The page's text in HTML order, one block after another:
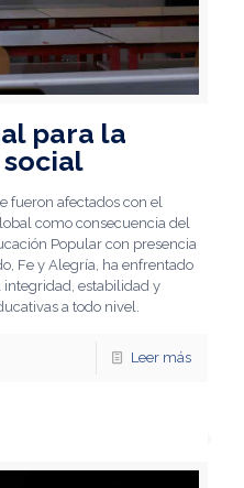
para la
fueron afectados con el
como consecuencia del
Popular con presencia
Fe y Alegría, ha enfrentado
integridad, estabilidad y
a todo nivel.
Leer más